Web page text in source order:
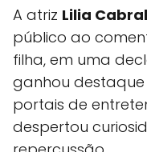
A atriz Lilia Cabral
público ao
filha, em uma
ganhou destaque
portais de
despertou